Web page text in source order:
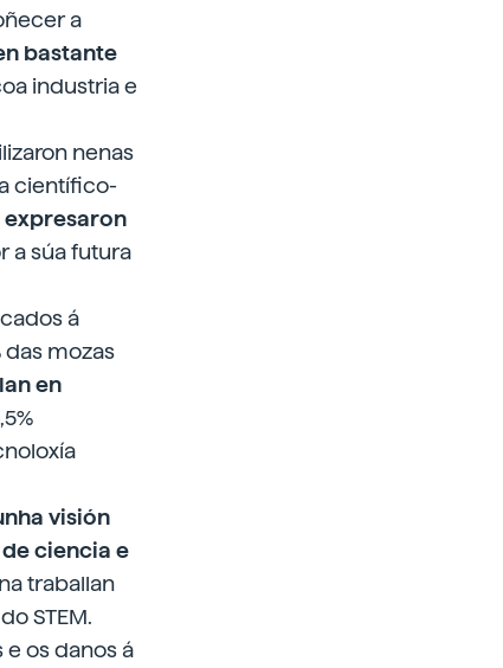
a
bastante
industria e
nenas
científico-
expresaron
a súa futura
á
das mozas
en
visión
ciencia e
traballan
STEM.
os danos á